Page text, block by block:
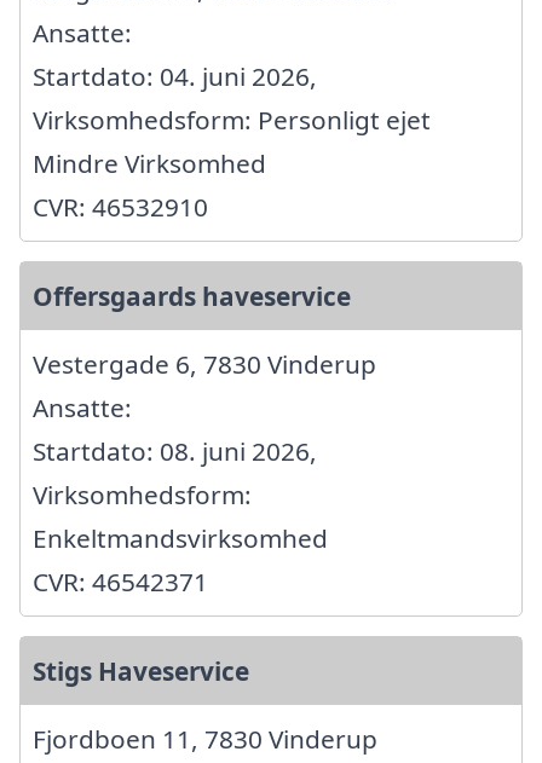
Ansatte:
Startdato: 04. juni 2026,
Virksomhedsform: Personligt ejet
Mindre Virksomhed
CVR: 46532910
Offersgaards haveservice
Vestergade 6, 7830 Vinderup
Ansatte:
Startdato: 08. juni 2026,
Virksomhedsform:
Enkeltmandsvirksomhed
CVR: 46542371
Stigs Haveservice
Fjordboen 11, 7830 Vinderup